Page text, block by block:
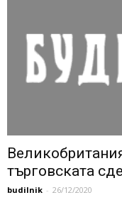
търговската
budilnik - 26/12/2020